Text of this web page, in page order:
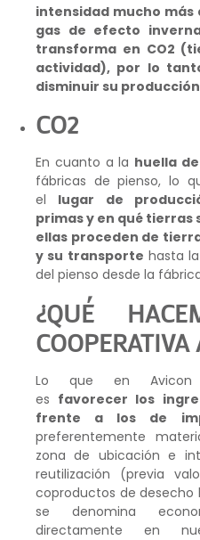
intensidad mucho más
gas de efecto
transforma en CO2
actividad), por lo
disminuir su
CO2
En cuanto a la huella
fábricas de pienso, lo
el lugar de
primas y en qué tierras
ellas proceden de
y su transporte hasta
del pienso desde la
¿QUÉ
COOPERATIVA
Lo que en Avicon
es favorecer los
frente a los de
preferentemente
zona de ubicación e
reutilización (previa
coproductos de desecho
se denomina
directamente en